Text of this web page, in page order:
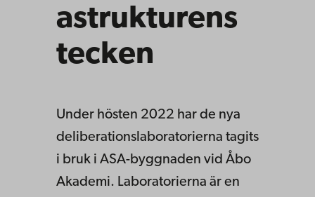
astrukturens
tecken
Under hösten 2022 har de nya
deliberationslaboratorierna tagits
i bruk i ASA-byggnaden vid Åbo
Akademi. Laboratorierna är en